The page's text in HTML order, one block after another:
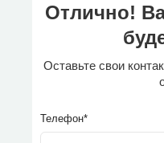
Отлично!
Оставьте свои
Телефон*